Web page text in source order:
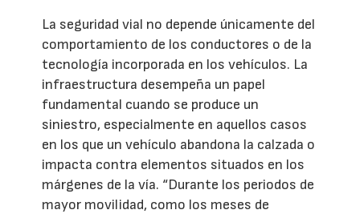
La seguridad vial no depende únicamente del
comportamiento de los conductores o de la
tecnología incorporada en los vehículos. La
infraestructura desempeña un papel
fundamental cuando se produce un
siniestro, especialmente en aquellos casos
en los que un vehículo abandona la calzada o
impacta contra elementos situados en los
márgenes de la vía. “Durante los periodos de
mayor movilidad, como los meses de